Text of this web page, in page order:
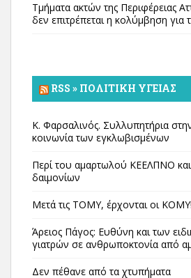
Τμήματα ακτών της Περιφέρειας
δεν επιτρέπεται η κολύμβηση για
RSS » ΠΟΛΙΤΙΚΉ ΥΓΕΊΑΣ
Κ. Φαρσαλινός. Συλλυπητήρια
κοινωνία των εγκλωβισμένων
Περί του αμαρτωλού ΚΕΕΛΠΝΟ
δαιμονίων
Μετά τις ΤΟΜΥ, έρχονται οι ΚΟΜΥ!
Άρειος Πάγος: Ευθύνη και των
γιατρών σε ανθρωποκτονία από
Δεν πέθανε από τα χτυπήματα